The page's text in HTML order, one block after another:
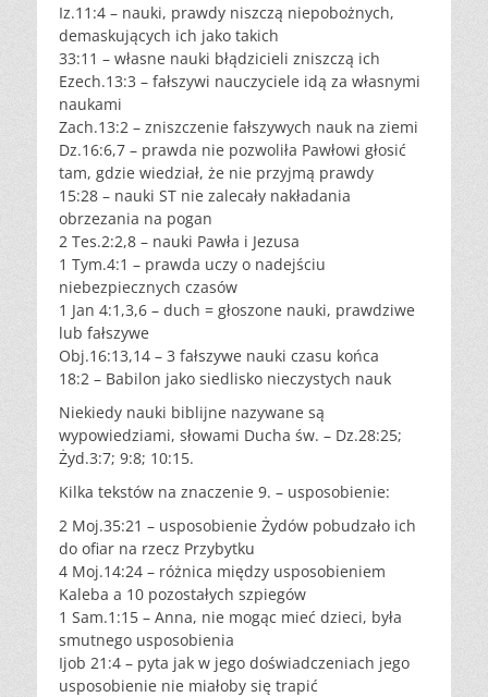
Iz.11:4 – nauki, prawdy niszczą niepobożnych,
demaskujących ich jako takich
33:11 – własne nauki błądzicieli zniszczą ich
Ezech.13:3 – fałszywi nauczyciele idą za własnymi
naukami
Zach.13:2 – zniszczenie fałszywych nauk na ziemi
Dz.16:6,7 – prawda nie pozwoliła Pawłowi głosić
tam, gdzie wiedział, że nie przyjmą prawdy
15:28 – nauki ST nie zalecały nakładania
obrzezania na pogan
2 Tes.2:2,8 – nauki Pawła i Jezusa
1 Tym.4:1 – prawda uczy o nadejściu
niebezpiecznych czasów
1 Jan 4:1,3,6 – duch = głoszone nauki, prawdziwe
lub fałszywe
Obj.16:13,14 – 3 fałszywe nauki czasu końca
18:2 – Babilon jako siedlisko nieczystych nauk
Niekiedy nauki biblijne nazywane są
wypowiedziami, słowami Ducha św. – Dz.28:25;
Żyd.3:7; 9:8; 10:15.
Kilka tekstów na znaczenie 9. – usposobienie:
2 Moj.35:21 – usposobienie Żydów pobudzało ich
do ofiar na rzecz Przybytku
4 Moj.14:24 – różnica między usposobieniem
Kaleba a 10 pozostałych szpiegów
1 Sam.1:15 – Anna, nie mogąc mieć dzieci, była
smutnego usposobienia
Ijob 21:4 – pyta jak w jego doświadczeniach jego
usposobienie nie miałoby się trapić